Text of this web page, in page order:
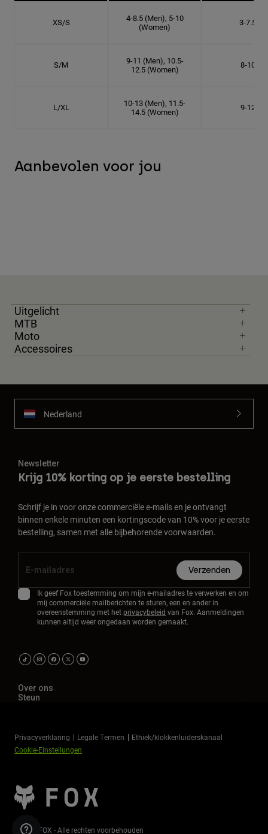
XS/S
4-8.5 (Men), 5-10
(Women)
3-7.5
S/M
9-11 (Men), 10.5-
12.5 (Women)
8-10
L/XL
10-13 (Men), 11.5-
14.5 (Women)
9-12
Aanbevolen voor jou
Uitgelicht
MTB
Moto
Accessoires
Nederland
Newsletter
Krijg 10% korting op je eerste bestelling
Schrijf je in voor onze commerciële e-mails en je ontvangt
binnen enkele minuten een kortingscode van 10% voor je eerste
bestelling, samen met alle bijbehorende voorwaarden.
Verzenden
Ik geef Fox toestemming om mijn e-mailadres te verwerken en om
mij commerciële mailberichten te sturen, een en ander in
overeenstemming met het privacybeleid van Fox. Aanmeldingen
kunnen altijd weer ongedaan worden gemaakt.
Over ons
Steun
Privacyverklaring Legale Termen
Ethiek/klokkenluiderskanaal
Cookie-Einstellungen
©2026 FOX - Alle rechten voorbehouden